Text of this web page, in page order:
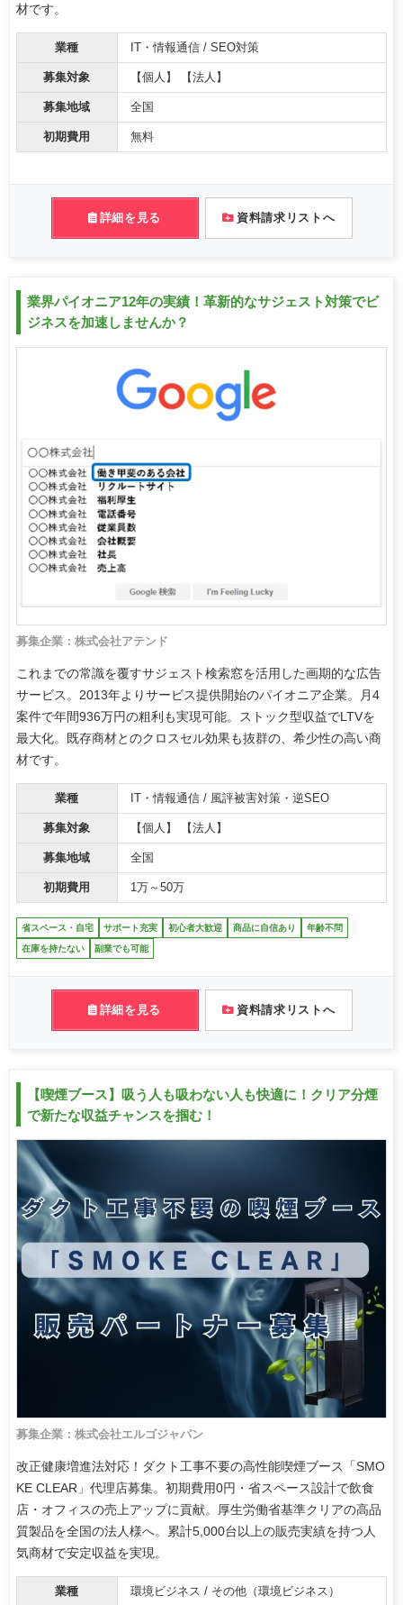
材です。
業種 IT・情報通信 / SEO対策
募集対象 【個人】 【法人】
募集地域 全国
初期費用 無料
詳細を見る 資料請求リストへ
業界パイオニア12年の実績！革新的なサジェスト対策でビ
ジネスを加速しませんか？
募集企業：株式会社アテンド
これまでの常識を覆すサジェスト検索窓を活用した画期的な広告
サービス。2013年よりサービス提供開始のパイオニア企業。月4
案件で年間936万円の粗利も実現可能。ストック型収益でLTVを
最大化。既存商材とのクロスセル効果も抜群の、希少性の高い商
材です。
業種 IT・情報通信 / 風評被害対策・逆SEO
募集対象 【個人】 【法人】
募集地域 全国
初期費用 1万～50万
省スペース・自宅 サポート充実 初心者大歓迎 商品に自信あり 年齢不問
在庫を持たない 副業でも可能
詳細を見る 資料請求リストへ
【喫煙ブース】吸う人も吸わない人も快適に！クリア分煙
で新たな収益チャンスを掴む！
募集企業：株式会社エルゴジャパン
改正健康増進法対応！ダクト工事不要の高性能喫煙ブース「SMO
KE CLEAR」代理店募集。初期費用0円・省スペース設計で飲食
店・オフィスの売上アップに貢献。厚生労働省基準クリアの高品
質製品を全国の法人様へ。累計5,000台以上の販売実績を持つ人
気商材で安定収益を実現。
業種 環境ビジネス / その他（環境ビジネス）